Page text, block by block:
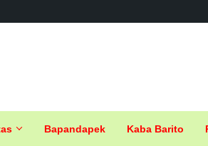
Bapandapek Kaba Barito